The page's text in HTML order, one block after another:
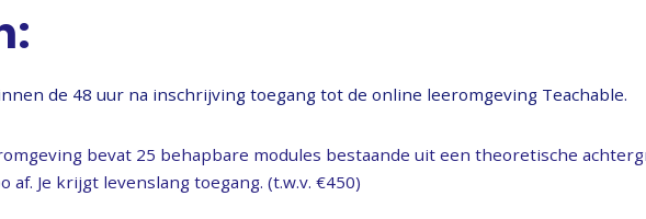
binnen de 48 uur na inschrijving toegang tot de online
bevat 25 behapbare modules bestaande uit een theoretische
af. Je krijgt levenslang toegang. (t.w.v. €450)